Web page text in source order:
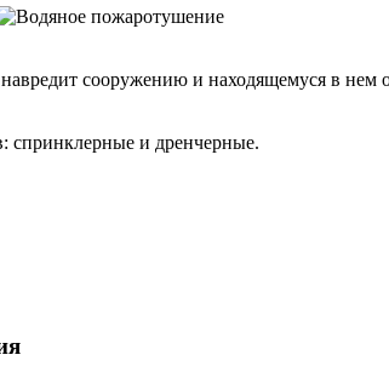
сооружению и находящемуся в нем
спринклерные и дренчерные.